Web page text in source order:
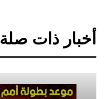
أخبار ذات صلة